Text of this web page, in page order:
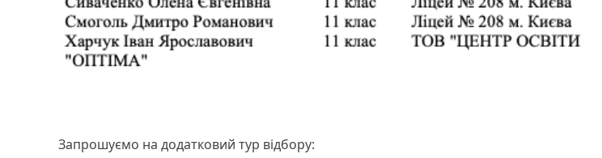
Запрошуємо на додатковий тур відбору: